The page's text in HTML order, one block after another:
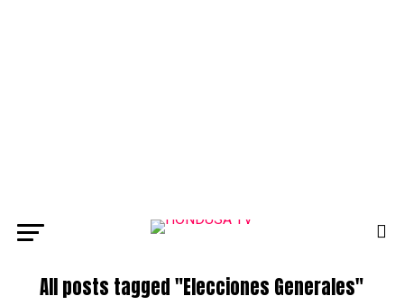
All posts tagged "Elecciones Generales"